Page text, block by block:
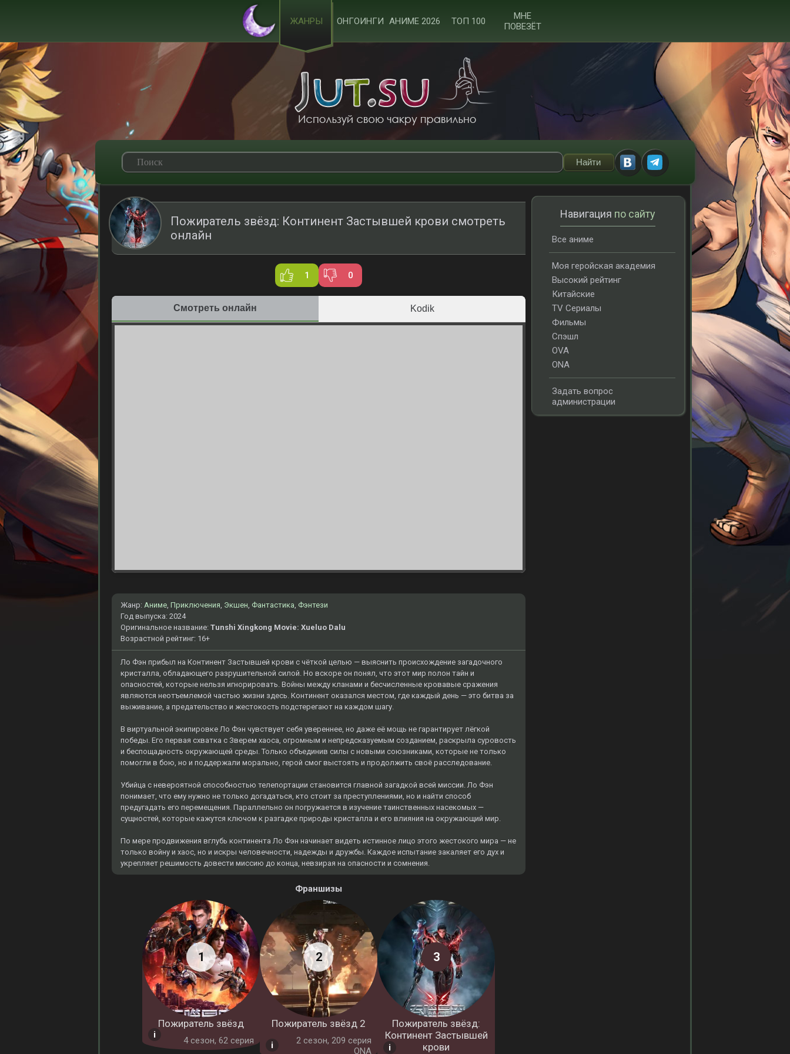
ЖАНРЫ ОНГОИНГИ АНИМЕ 2026 ТОП 100
МНЕ
ПОВЕЗЁТ
Пожиратель звёзд: Континент Застывшей крови смотреть
онлайн
1 0
Смотреть онлайн Kodik
Жанр: Аниме, Приключения, Экшен, Фантастика, Фэнтези
Год выпуска: 2024
Оригинальное название: Tunshi Xingkong Movie: Xueluo Dalu
Возрастной рейтинг: 16+
Ло Фэн прибыл на Континент Застывшей крови с чёткой целью — выяснить происхождение загадочного
кристалла, обладающего разрушительной силой. Но вскоре он понял, что этот мир полон тайн и
опасностей, которые нельзя игнорировать. Войны между кланами и бесчисленные кровавые сражения
являются неотъемлемой частью жизни здесь. Континент оказался местом, где каждый день — это битва за
выживание, а предательство и жестокость подстерегают на каждом шагу.
В виртуальной экипировке Ло Фэн чувствует себя увереннее, но даже её мощь не гарантирует лёгкой
победы. Его первая схватка с Зверем хаоса, огромным и непредсказуемым созданием, раскрыла суровость
и беспощадность окружающей среды. Только объединив силы с новыми союзниками, которые не только
помогли в бою, но и поддержали морально, герой смог выстоять и продолжить своё расследование.
Убийца с невероятной способностью телепортации становится главной загадкой всей миссии. Ло Фэн
понимает, что ему нужно не только догадаться, кто стоит за преступлениями, но и найти способ
предугадать его перемещения. Параллельно он погружается в изучение таинственных насекомых —
сущностей, которые кажутся ключом к разгадке природы кристалла и его влияния на окружающий мир.
По мере продвижения вглубь континента Ло Фэн начинает видеть истинное лицо этого жестокого мира — не
только войну и хаос, но и искры человечности, надежды и дружбы. Каждое испытание закаляет его дух и
укрепляет решимость довести миссию до конца, невзирая на опасности и сомнения.
Франшизы
Пожиратель звёзд
4 cезон, 62 серия
Пожиратель звёзд 2
2 cезон, 209 серия
ONA
Пожиратель звёзд:
Континент Застывшей
крови
Навигация по сайту
Все аниме
Моя геройская академия
Высокий рейтинг
Китайские
TV Сериалы
Фильмы
Спэшл
OVA
ONA
Задать вопрос
администрации